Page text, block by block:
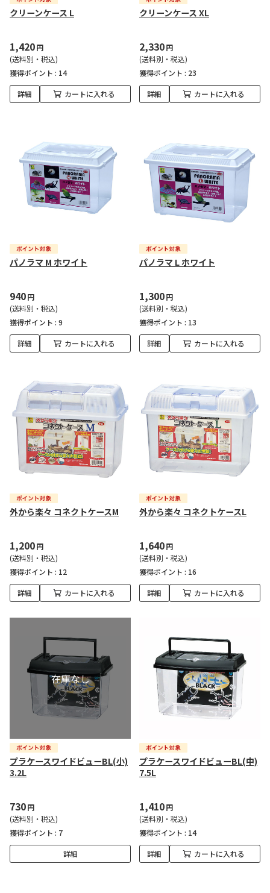
クリーンケース L
1,420円
(送料別・税込)
獲得ポイント : 14
詳細 カートに入れる
クリーンケース XL
2,330円
(送料別・税込)
獲得ポイント : 23
詳細 カートに入れる
パノラマ M ホワイト
940円
(送料別・税込)
獲得ポイント : 9
詳細 カートに入れる
パノラマ L ホワイト
1,300円
(送料別・税込)
獲得ポイント : 13
詳細 カートに入れる
外から楽々 コネクトケースM
1,200円
(送料別・税込)
獲得ポイント : 12
詳細 カートに入れる
外から楽々 コネクトケースL
1,640円
(送料別・税込)
獲得ポイント : 16
詳細 カートに入れる
プラケースワイドビューBL(小)
3.2L
730円
(送料別・税込)
獲得ポイント : 7
詳細
プラケースワイドビューBL(中)
7.5L
1,410円
(送料別・税込)
獲得ポイント : 14
詳細 カートに入れる